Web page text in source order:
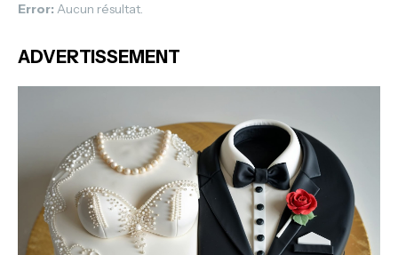
Error: Aucun résultat.
ADVERTISSEMENT